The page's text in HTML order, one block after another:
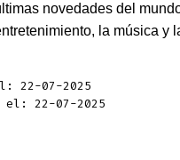
novedades del
la música y
22-07-2025
el: 22-07-2025